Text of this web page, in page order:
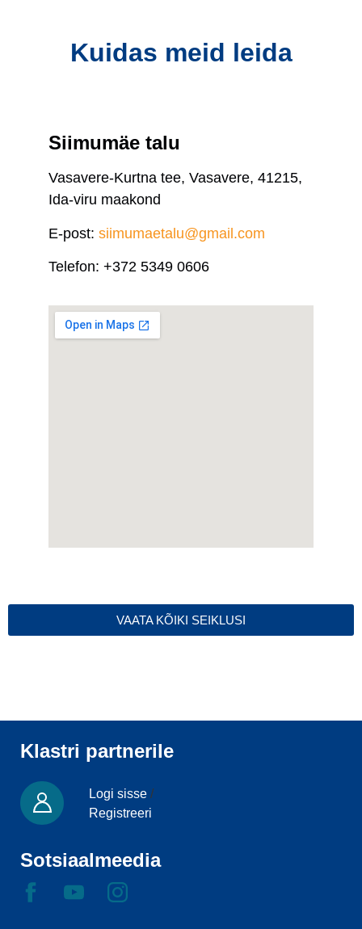
Kuidas meid leida
Siimumäe talu
Vasavere-Kurtna tee, Vasavere, 41215,
Ida-viru maakond
E-post: siimumaetalu@gmail.com
Telefon: +372 5349 0606
VAATA KÕIKI SEIKLUSI
Klastri partnerile
Logi sisse /
Registreeri
Sotsiaalmeedia